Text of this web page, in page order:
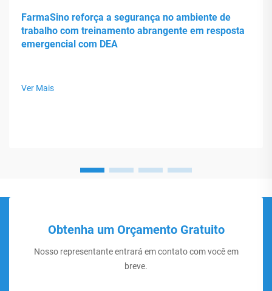
FarmaSino reforça a segurança no ambiente de
trabalho com treinamento abrangente em resposta
emergencial com DEA
Ver Mais
Obtenha um Orçamento Gratuito
Nosso representante entrará em contato com você em
breve.